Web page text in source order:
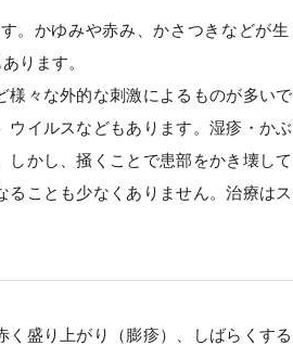
。かゆみや赤み、かさつきなどが
ります。
々な外的な刺激によるものが多い
イルスなどもあります。湿疹・か
かし、掻くことで患部をかき壊し
ことも少なくありません。治療は
く盛り上がり（膨疹）、しばらくす